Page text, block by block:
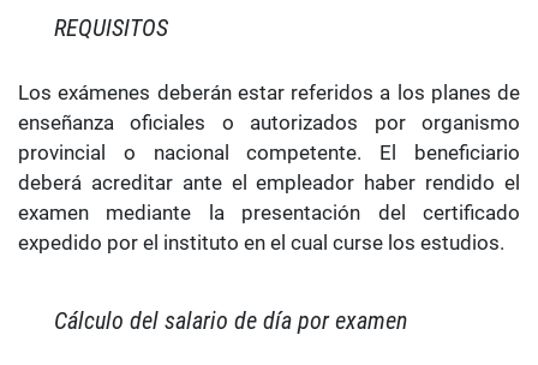
REQUISITOS
Los exámenes deberán estar referidos a los planes de
enseñanza oficiales o autorizados por organismo
provincial o nacional competente. El beneficiario
deberá acreditar ante el empleador haber rendido el
examen mediante la presentación del certificado
expedido por el instituto en el cual curse los estudios.
Cálculo del salario de día por examen